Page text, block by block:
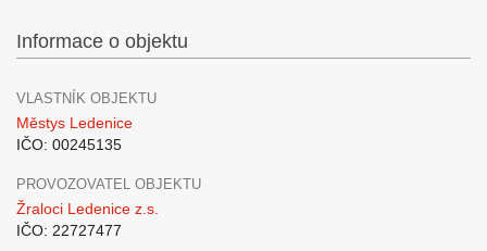
Informace o objektu
VLASTNÍK OBJEKTU
Městys Ledenice
IČO: 00245135
PROVOZOVATEL OBJEKTU
Žraloci Ledenice z.s.
IČO: 22727477